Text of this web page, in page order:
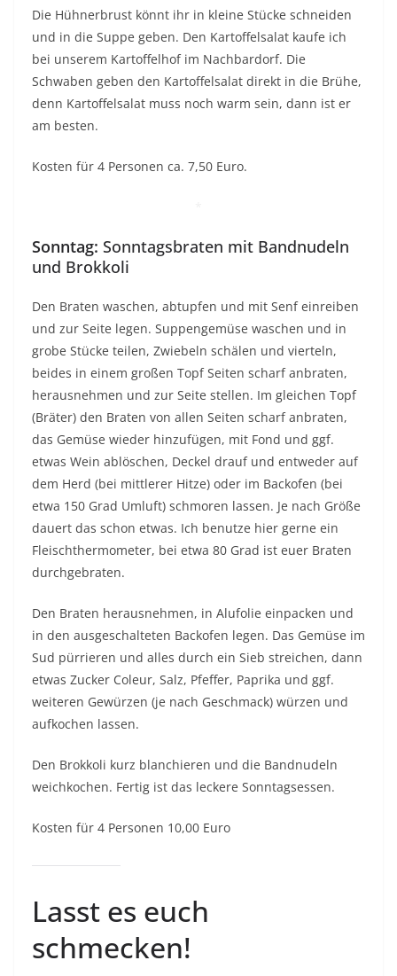
Die Hühnerbrust könnt ihr in kleine Stücke schneiden
und in die Suppe geben. Den Kartoffelsalat kaufe ich
bei unserem Kartoffelhof im Nachbardorf. Die
Schwaben geben den Kartoffelsalat direkt in die Brühe,
denn Kartoffelsalat muss noch warm sein, dann ist er
am besten.
Kosten für 4 Personen ca. 7,50 Euro.
Sonntag: Sonntagsbraten mit Bandnudeln
und Brokkoli
Den Braten waschen, abtupfen und mit Senf einreiben
und zur Seite legen. Suppengemüse waschen und in
grobe Stücke teilen, Zwiebeln schälen und vierteln,
beides in einem großen Topf Seiten scharf anbraten,
herausnehmen und zur Seite stellen. Im gleichen Topf
(Bräter) den Braten von allen Seiten scharf anbraten,
das Gemüse wieder hinzufügen, mit Fond und ggf.
etwas Wein ablöschen, Deckel drauf und entweder auf
dem Herd (bei mittlerer Hitze) oder im Backofen (bei
etwa 150 Grad Umluft) schmoren lassen. Je nach Größe
dauert das schon etwas. Ich benutze hier gerne ein
Fleischthermometer, bei etwa 80 Grad ist euer Braten
durchgebraten.
Den Braten herausnehmen, in Alufolie einpacken und
in den ausgeschalteten Backofen legen. Das Gemüse im
Sud pürrieren und alles durch ein Sieb streichen, dann
etwas Zucker Coleur, Salz, Pfeffer, Paprika und ggf.
weiteren Gewürzen (je nach Geschmack) würzen und
aufkochen lassen.
Den Brokkoli kurz blanchieren und die Bandnudeln
weichkochen. Fertig ist das leckere Sonntagsessen.
Kosten für 4 Personen 10,00 Euro
Lasst es euch
schmecken!